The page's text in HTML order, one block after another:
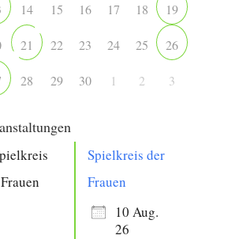
Outlook Live
14 15 16 17 18 19
21 22 23 24 25 26
28 29 30 1 2 3
Spielkreis der
Frauen
10 Aug.
26